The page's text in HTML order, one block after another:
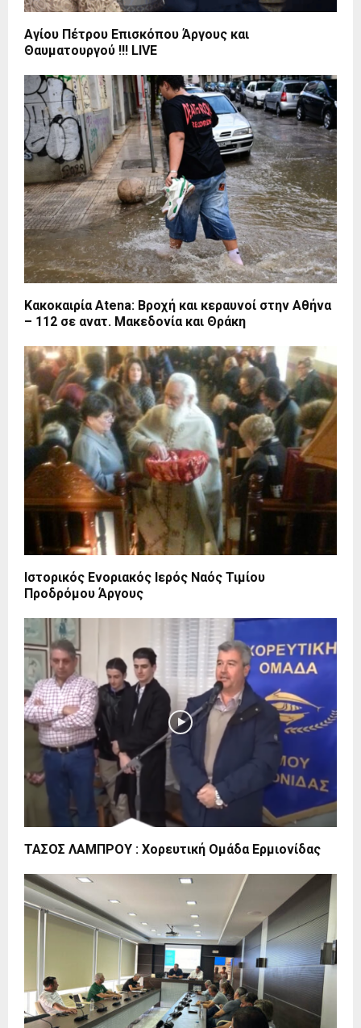
Αγίου Πέτρου Επισκόπου Άργους και
Θαυματουργού !!! LIVE
Κακοκαιρία Atena: Βροχή και κεραυνοί στην Αθήνα
– 112 σε ανατ. Μακεδονία και Θράκη
Ιστορικός Ενοριακός Ιερός Ναός Τιμίου
Προδρόμου Άργους
ΤΑΣΟΣ ΛΑΜΠΡΟΥ : Χορευτική Ομάδα Ερμιονίδας